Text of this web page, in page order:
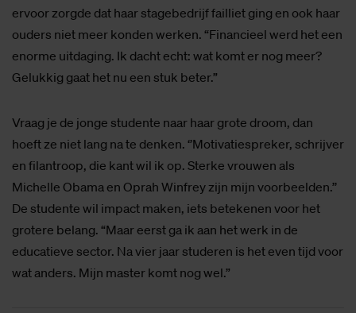
ervoor zorgde dat haar stagebedrijf failliet ging en ook haar
ouders niet meer konden werken. “Financieel werd het een
enorme uitdaging. Ik dacht echt: wat komt er nog meer?
Gelukkig gaat het nu een stuk beter.”
Vraag je de jonge studente naar haar grote droom, dan
hoeft ze niet lang na te denken. ‘’Motivatiespreker, schrijver
en filantroop, die kant wil ik op. Sterke vrouwen als
Michelle Obama en Oprah Winfrey zijn mijn voorbeelden.’’
De studente wil impact maken, iets betekenen voor het
grotere belang. “Maar eerst ga ik aan het werk in de
educatieve sector. Na vier jaar studeren is het even tijd voor
wat anders. Mijn master komt nog wel.”